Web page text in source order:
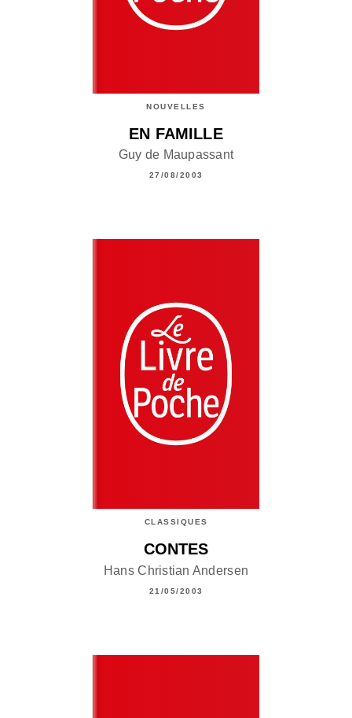
NOUVELLES
EN FAMILLE
Guy de Maupassant
27/08/2003
CLASSIQUES
CONTES
Hans Christian Andersen
21/05/2003